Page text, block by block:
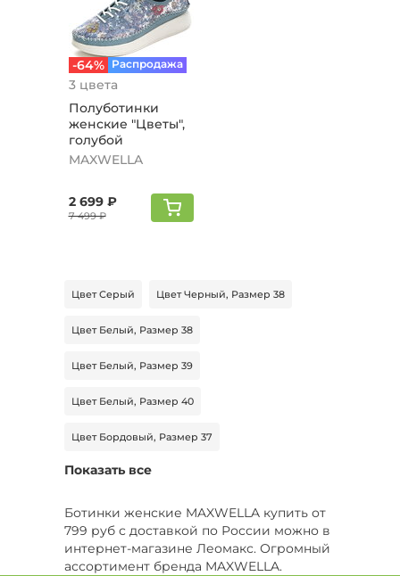
-64% Распродажа
3 цвета
Полуботинки
женские "Цветы",
голубой
MAXWELLA
2 699 ₽
7 499 ₽
Цвет Серый Цвет Черный, Размер 38
Цвет Белый, Размер 38
Цвет Белый, Размер 39
Цвет Белый, Размер 40
Цвет Бордовый, Размер 37
Цвет Черный, Размер 42
Цвет Зеленый, Размер 37
Цвет Белый, Размер 43
Показать все
Ботинки женские MAXWELLA купить от
799 руб с доставкой по России можно в
интернет-магазине Леомакс. Огромный
ассортимент бренда MAXWELLA.